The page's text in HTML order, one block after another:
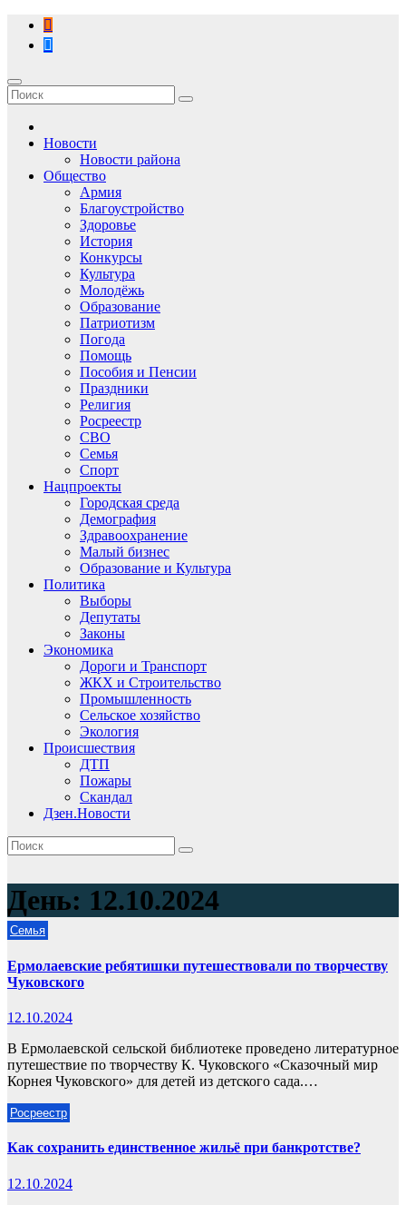
Перейти
содержимому
Новости
Новости района
Общество
Армия
Благоустройство
Здоровье
История
Конкурсы
Культура
Молодёжь
Образование
Патриотизм
Погода
Помощь
Пособия и Пенсии
Праздники
Религия
Росреестр
СВО
Семья
Спорт
Нацпроекты
Городская среда
Демография
Здравоохранение
Малый бизнес
Образование и Культура
Политика
Выборы
Депутаты
Законы
Экономика
Дороги и Транспорт
ЖКХ и Строительство
Промышленность
Сельское хозяйство
Экология
Происшествия
ДТП
Пожары
Скандал
Дзен.Новости
День: 12.10.2024
Семья
Ермолаевские ребятишки путешествовали по творчеству
Чуковского
12.10.2024
В Ермолаевской сельской библиотеке проведено литературное
путешествие по творчеству К. Чуковского «Сказочный мир
Корнея Чуковского» для детей из детского сада.…
Росреестр
Как сохранить единственное жильё при банкротстве?
12.10.2024